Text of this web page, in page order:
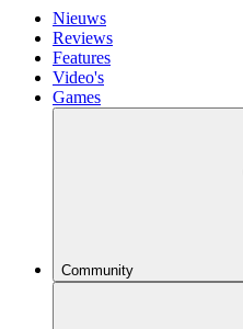
Nieuws
Reviews
Features
Video's
Games
Community